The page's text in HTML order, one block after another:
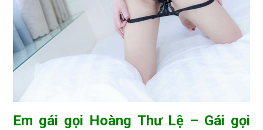
Em gái gọi Hoàng Thư Lệ – Gái gọi